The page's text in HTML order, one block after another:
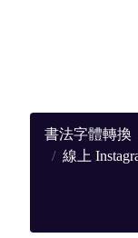
書法字體轉換
線上